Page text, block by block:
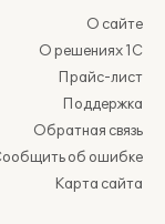
О сайте
О решениях 1С
Прайс-лист
Поддержка
Обратная связь
об ошибке
Карта сайта